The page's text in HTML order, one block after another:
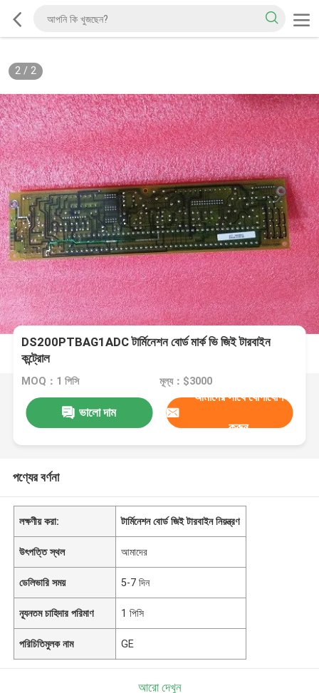
2/ 2
DS200PTBAG1ADC টার্মিনেশন বোর্ড মার্ক ভি জিই টারবাইন
কন্ট্রোল
MOQ：1 পিসি মূল্য：$3000
ভালো দাম
আমাদের সাথে যোগাযোগ
করুন
পণ্যের বর্ণনা
লক্ষণীয় করা: টার্মিনেশন বোর্ড জিই টারবাইন নিয়ন্ত্রণ
উৎপত্তি স্থল আমাদের
ডেলিভারি সময় 5-7 দিন
ন্যূনতম চাহিদার পরিমাণ 1 পিসি
পরিচিতিমুলক নাম GE
আরো দেখুন